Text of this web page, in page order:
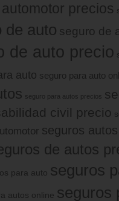
precios
de auto seguro de
de auto precio
auto seguro para auto
seguro para autos precios
civil precio
seguros autos
de autos
para auto seguros
autos online seguros